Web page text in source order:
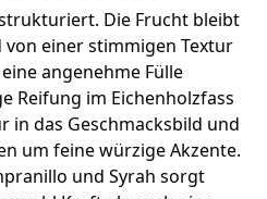
Die Frucht bleibt
einer stimmigen Textur
angenehme Fülle
Reifung im Eichenholzfass
in das Geschmacksbild und
um feine würzige Akzente.
und Syrah sorgt